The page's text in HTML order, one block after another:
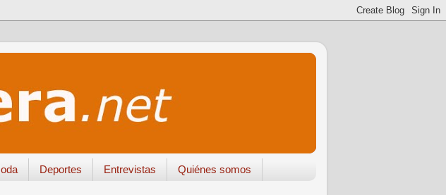
Deportes Entrevistas Quiénes somos